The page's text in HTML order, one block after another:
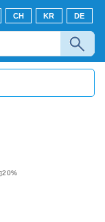
CH KR DE
20%